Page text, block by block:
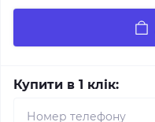
Купити в 1 клік: